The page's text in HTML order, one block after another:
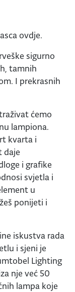
ovdje.
sigurno
tamnih
I prekrasnih
ćemo
lampiona.
kvarta i
daje
i grafike
svjetla i
u
ponijeti i
iskustva rada
i sjeni je
Lighting
nje već 50
lampa koje